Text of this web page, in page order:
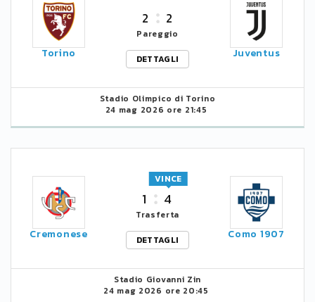
Torino
2 2
Pareggio
DETTAGLI
Juventus
Stadio Olimpico di Torino
24 mag 2026 ore 21:45
Cremonese
1 4
VINCE
Trasferta
DETTAGLI
Como 1907
Stadio Giovanni Zin
24 mag 2026 ore 20:45